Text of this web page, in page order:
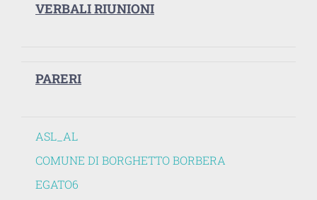
VERBALI RIUNIONI
PARERI
ASL_AL
COMUNE DI BORGHETTO BORBERA
EGATO6